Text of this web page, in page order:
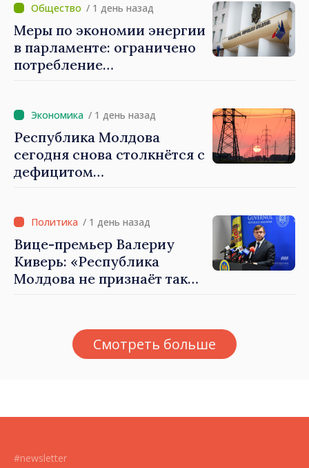
премьер-министр Василе
Тофан
/ 1 день назад
Меры по экономии энергии
в парламенте: ограничено
потребление
/ 1 день назад
Республика Молдова
сегодня снова столкнётся с
дефицитом
/ 1 день назад
Вице-премьер Валериу
Киверь: «Республика
Молдова не признаёт так
осуществлённые
тираспольскими властями
Смотреть больше
#newsletter